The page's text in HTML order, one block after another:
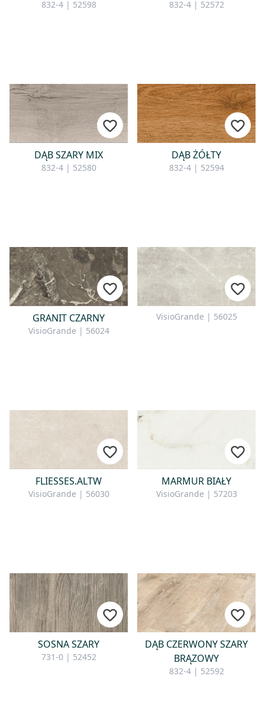
porady? Nasz zespół jest do
Państwa dyspozycji – szybko,
miło i kompetentnie. Prosimy o
kontakt mailowy, telefoniczny lub
poprzez nasz formularz
kontaktowy.
832-4 | 52598 832-4 | 52572
DĄB SZARY MIX
832-4 | 52580
DĄB ŻÓŁTY
832-4 | 52594
GRANIT CZARNY
VisioGrande | 56024
VisioGrande | 56025
FLIESSES.ALTW
VisioGrande | 56030
MARMUR BIAŁY
VisioGrande | 57203
SOSNA SZARY
731-0 | 52452
DĄB CZERWONY SZARY
BRĄZOWY
832-4 | 52592